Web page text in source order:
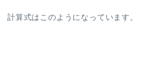
計算式はこのようになっています。